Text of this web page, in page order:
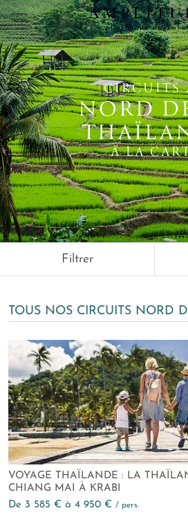
×
CIRCUITS
NORD
À LA
Filtrer
TOUS NOS CIRCUITS NORD
VOYAGE THAÏLANDE : LA
CHIANG MAI À KRABI
de 3 585 € à 4 950 € / pers.